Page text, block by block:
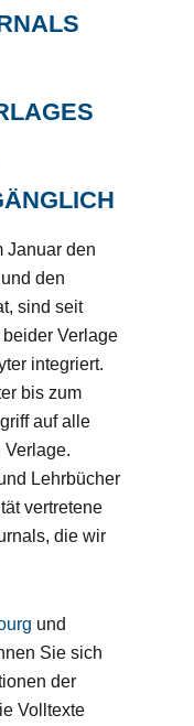
Januar den
den
sind seit
Verlage
integriert.
bis zum
auf alle
Verlage.
Lehrbücher
vertretene
die wir
und
Sie sich
der
Volltexte